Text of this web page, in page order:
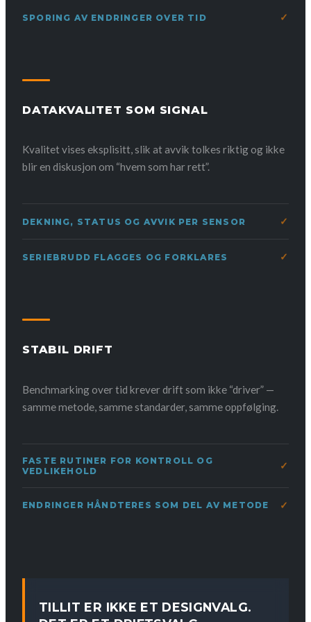
SPORING AV ENDRINGER OVER TID
DATAKVALITET SOM SIGNAL
Kvalitet vises eksplisitt, slik at avvik tolkes riktig og ikke
blir en diskusjon om “hvem som har rett”.
DEKNING, STATUS OG AVVIK PER SENSOR
SERIEBRUDD FLAGGES OG FORKLARES
STABIL DRIFT
Benchmarking over tid krever drift som ikke “driver” —
samme metode, samme standarder, samme oppfølging.
FASTE RUTINER FOR KONTROLL OG
VEDLIKEHOLD
ENDRINGER HÅNDTERES SOM DEL AV METODE
TILLIT ER IKKE ET DESIGNVALG.